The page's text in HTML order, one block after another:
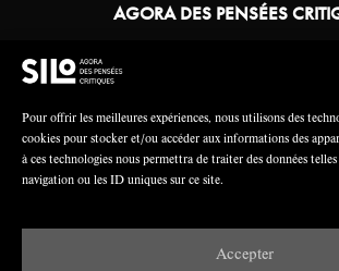
Pour offrir les meilleures expériences, nous utilisons des
cookies pour stocker et/ou accéder aux informations des
à ces technologies nous permettra de traiter des données
navigation ou les ID uniques sur ce site.
Accepter
AGORA DES PENSÉES